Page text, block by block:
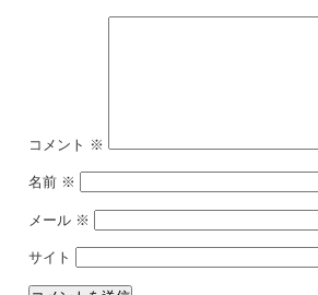
コメント ※
名前 ※
メール ※
サイト